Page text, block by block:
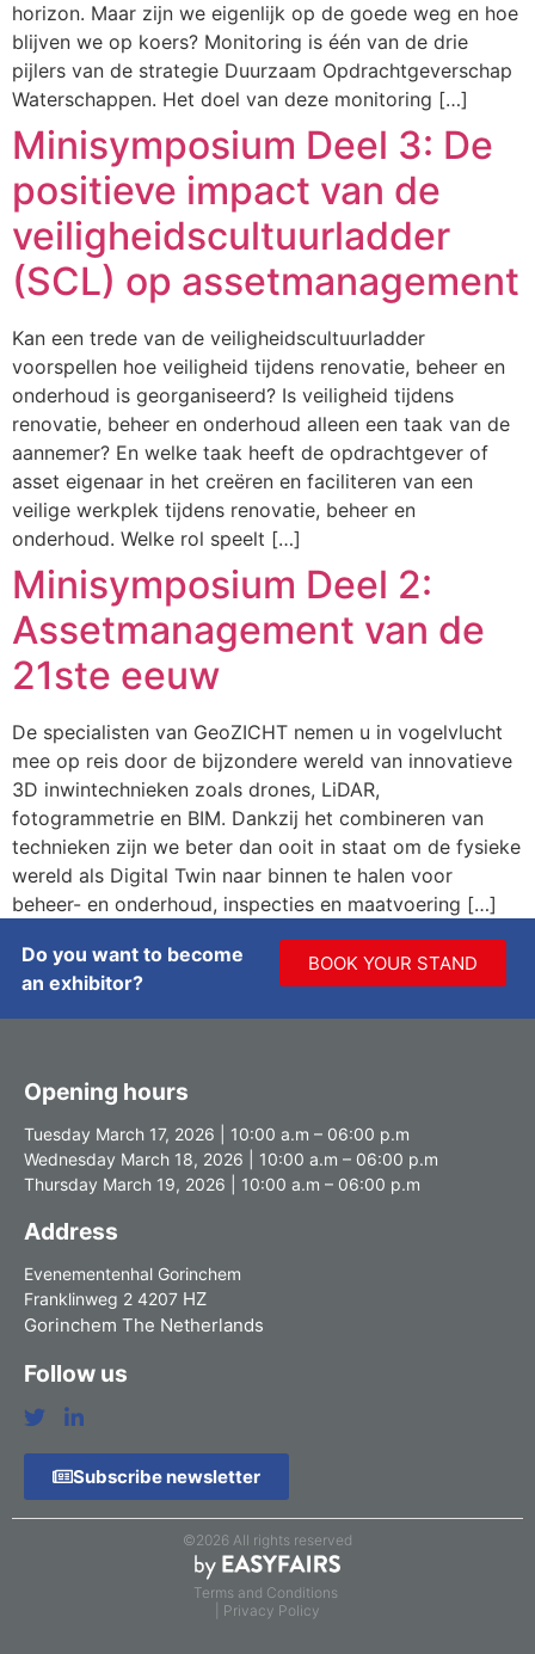
horizon. Maar zijn we eigenlijk op de goede weg en hoe
blijven we op koers? Monitoring is één van de drie
pijlers van de strategie Duurzaam Opdrachtgeverschap
Waterschappen. Het doel van deze monitoring […]
Minisymposium Deel 3: De
positieve impact van de
veiligheidscultuurladder
(SCL) op assetmanagement
Kan een trede van de veiligheidscultuurladder
voorspellen hoe veiligheid tijdens renovatie, beheer en
onderhoud is georganiseerd? Is veiligheid tijdens
renovatie, beheer en onderhoud alleen een taak van de
aannemer? En welke taak heeft de opdrachtgever of
asset eigenaar in het creëren en faciliteren van een
veilige werkplek tijdens renovatie, beheer en
onderhoud. Welke rol speelt […]
Minisymposium Deel 2:
Assetmanagement van de
21ste eeuw
De specialisten van GeoZICHT nemen u in vogelvlucht
mee op reis door de bijzondere wereld van innovatieve
3D inwintechnieken zoals drones, LiDAR,
fotogrammetrie en BIM. Dankzij het combineren van
technieken zijn we beter dan ooit in staat om de fysieke
wereld als Digital Twin naar binnen te halen voor
beheer- en onderhoud, inspecties en maatvoering […]
Do you want to become
an exhibitor?
BOOK YOUR STAND
Opening hours
Tuesday March 17, 2026 | 10:00 a.m – 06:00 p.m
Wednesday March 18, 2026 | 10:00 a.m – 06:00 p.m
Thursday March 19, 2026 | 10:00 a.m – 06:00 p.m
Address
Evenementenhal Gorinchem
Franklinweg 2 4207 HZ
Gorinchem The Netherlands
Follow us
Subscribe newsletter
©2026 All rights reserved
Terms and Conditions
| Privacy Policy